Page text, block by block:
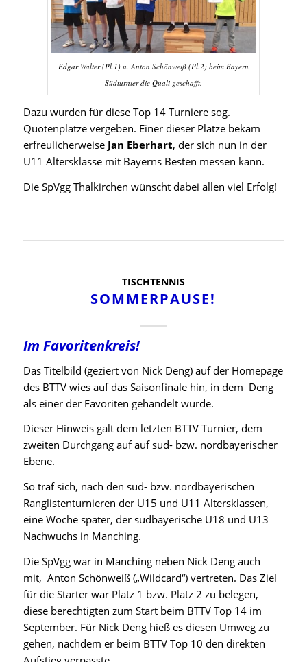
Edgar Walter (Pl.1) u. Anton Schönweiß (Pl.2) beim Bayern
Südturnier die Quali geschafft.
Dazu wurden für diese Top 14 Turniere sog.
Quotenplätze vergeben. Einer dieser Plätze bekam
erfreulicherweise Jan Eberhart, der sich nun in der
U11 Altersklasse mit Bayerns Besten messen kann.
Die SpVgg Thalkirchen wünscht dabei allen viel Erfolg!
TISCHTENNIS
SOMMERPAUSE!
Im Favoritenkreis!
Das Titelbild (geziert von Nick Deng) auf der Homepage
des BTTV wies auf das Saisonfinale hin, in dem Deng
als einer der Favoriten gehandelt wurde.
Dieser Hinweis galt dem letzten BTTV Turnier, dem
zweiten Durchgang auf auf süd- bzw. nordbayerischer
Ebene.
So traf sich, nach den süd- bzw. nordbayerischen
Ranglistenturnieren der U15 und U11 Altersklassen,
eine Woche später, der südbayerische U18 und U13
Nachwuchs in Manching.
Die SpVgg war in Manching neben Nick Deng auch
mit, Anton Schönweiß („Wildcard“) vertreten. Das Ziel
für die Starter war Platz 1 bzw. Platz 2 zu belegen,
diese berechtigten zum Start beim BTTV Top 14 im
September. Für Nick Deng hieß es diesen Umweg zu
gehen, nachdem er beim BTTV Top 10 den direkten